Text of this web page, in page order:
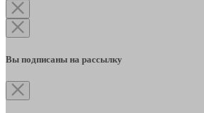
Вы подписаны на рассылку